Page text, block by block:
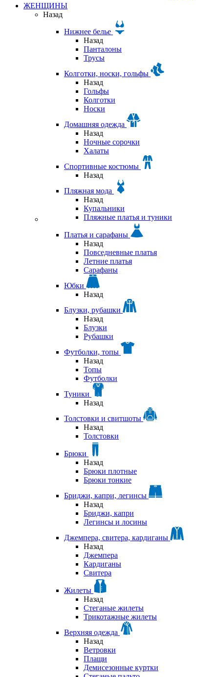
ЖЕНЩИНЫ
Назад
Нижнее белье
Назад
Панталоны
Трусы
Колготки, носки, гольфы
Назад
Гольфы
Колготки
Носки
Домашняя одежда
Назад
Ночные сорочки
Халаты
Спортивные костюмы
Назад
Пляжная мода
Назад
Купальники
Пляжные платья и туники
Платья и сарафаны
Назад
Повседневные платья
Летние платья
Сарафаны
Юбки
Назад
Блузки, рубашки
Назад
Блузки
Рубашки
Футболки, топы
Назад
Топы
Футболки
Туники
Назад
Толстовки и свитшоты
Назад
Толстовки
Брюки
Назад
Брюки плотные
Брюки тонкие
Бриджи, капри, легинсы
Назад
Бриджи, капри
Легинсы и лосины
Джемпера, свитера, кардиганы
Назад
Джемпера
Кардиганы
Свитера
Жилеты
Назад
Стеганые жилеты
Трикотажные жилеты
Верхняя одежда
Назад
Ветровки
Плащи
Демисезонные куртки